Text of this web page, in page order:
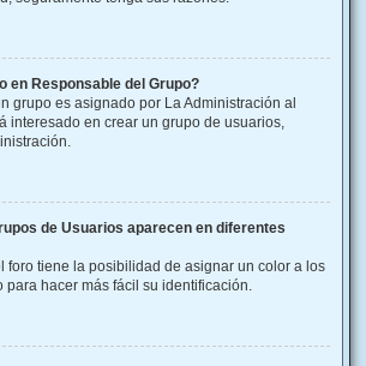
en Responsable del Grupo?
grupo es asignado por La Administración al
interesado en crear un grupo de usuarios,
de Usuarios aparecen en diferentes
foro tiene la posibilidad de asignar un color a los
para hacer más fácil su identificación.